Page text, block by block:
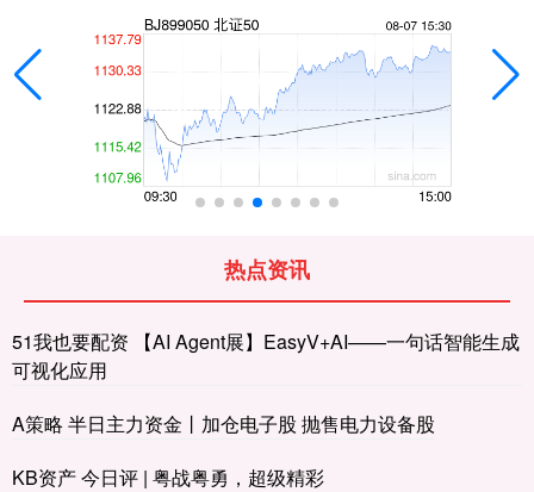
热点资讯
51我也要配资 【AI Agent展】EasyV+AI——一句话智能生成
可视化应用
A策略 半日主力资金丨加仓电子股 抛售电力设备股
KB资产 今日评 | 粤战粤勇，超级精彩